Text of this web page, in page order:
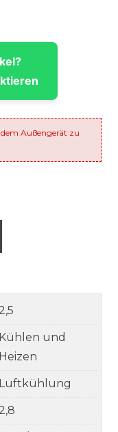
Außengerät zu
2,5
Kühlen und
Heizen
Luftkühlung
2,8